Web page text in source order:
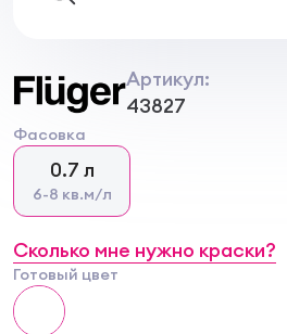
Артикул:
43827
Фасовка
0.7 л
6-8 кв.м/л
Сколько мне нужно краски?
Готовый цвет